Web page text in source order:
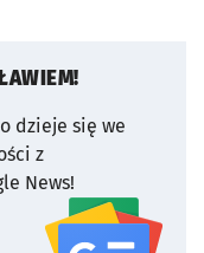
dzieje się we
z
News!